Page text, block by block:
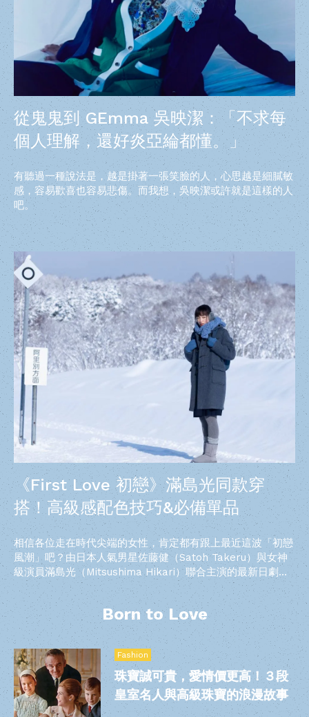
從鬼鬼到 GEmma 吳映潔：「不求每
個人理解，還好炎亞綸都懂。」
有聽過一種說法是，越是掛著一張笑臉的人，心思越是細膩敏
感，容易歡喜也容易悲傷。而我想，吳映潔或許就是這樣的人
吧。
《First Love 初戀》滿島光同款穿
搭！高級感配色技巧&必備單品
相信各位走在時代尖端的女性，肯定都有跟上最近這波「初戀
風潮」吧？由日本人氣男星佐藤健（Satoh Takeru）與女神
級演員滿島光（Mitsushima Hikari）聯合主演的最新日劇
《Frist Love 初戀》，在 Netflix 甫上架就掀起網路狂潮，搭
配上知名歌手宇多田光（Utada Hikaru）90年代所推出的人
氣金曲〈First Love〉，讓人彷彿時光倒流，熟悉的旋律一
出，就瞬間回到美好的從前。
Born to Love
Fashion
珠寶誠可貴，愛情價更高！３段
皇室名人與高級珠寶的浪漫故事